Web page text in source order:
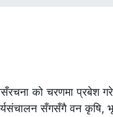
को चरणमा प्रबेश
सँगसँगै वन